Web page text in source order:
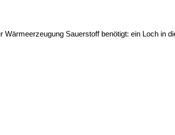
Sauerstoff benötigt: ein Loch in